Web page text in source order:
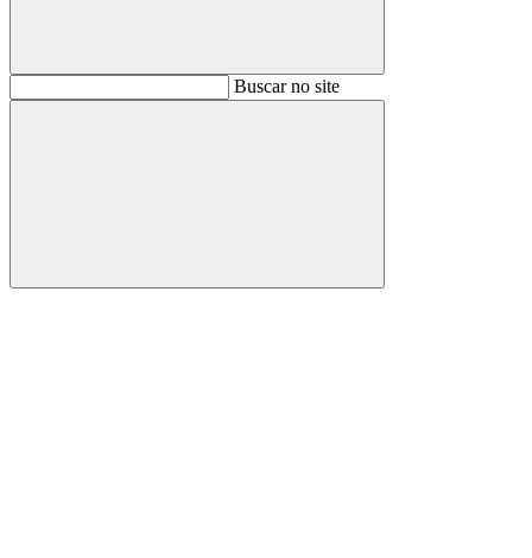
BuscarBuscar no site
Buscar